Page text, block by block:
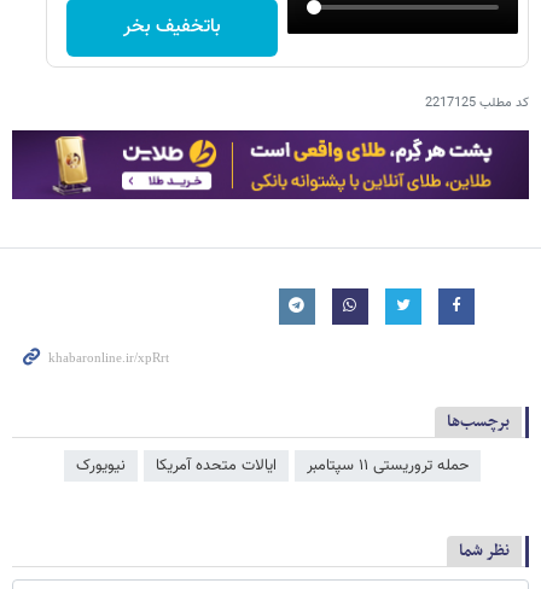
باتخفیف بخر
کد مطلب2217125
برچسب‌ها
حمله تروریستی ۱۱ سپتامبر ایالات متحده آمریکا نیویورک
نظر شما